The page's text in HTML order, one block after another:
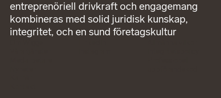
entreprenöriell drivkraft och engagemang
kombineras med solid juridisk kunskap,
integritet, och en sund företagskultur